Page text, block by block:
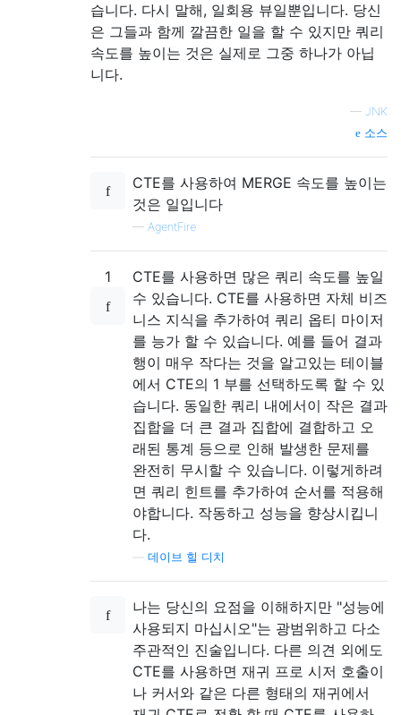
습니다. 다시 말해, 일회용 뷰일뿐입니다. 당신
은 그들과 함께 깔끔한 일을 할 수 있지만 쿼리
속도를 높이는 것은 실제로 그중 하나가 아닙
니다.
— JNK
소스
CTE를 사용하여 MERGE 속도를 높이는
것은 일입니다
— AgentFire
1
CTE를 사용하면 많은 쿼리 속도를 높일
수 있습니다. CTE를 사용하면 자체 비즈
니스 지식을 추가하여 쿼리 옵티 마이저
를 능가 할 수 있습니다. 예를 들어 결과
행이 매우 작다는 것을 알고있는 테이블
에서 CTE의 1 부를 선택하도록 할 수 있
습니다. 동일한 쿼리 내에서이 작은 결과
집합을 더 큰 결과 집합에 결합하고 오
래된 통계 등으로 인해 발생한 문제를
완전히 무시할 수 있습니다. 이렇게하려
면 쿼리 힌트를 추가하여 순서를 적용해
야합니다. 작동하고 성능을 향상시킵니
다.
데이브 힐 디치
나는 당신의 요점을 이해하지만 "성능에
사용되지 마십시오"는 광범위하고 다소
주관적인 진술입니다. 다른 의견 외에도
CTE를 사용하면 재귀 프로 시저 호출이
나 커서와 같은 다른 형태의 재귀에서